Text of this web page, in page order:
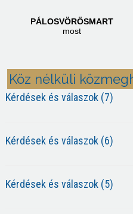
Köz nélküli
Kérdések és válaszok (7)
Kérdések és válaszok (6)
Kérdések és válaszok (5)